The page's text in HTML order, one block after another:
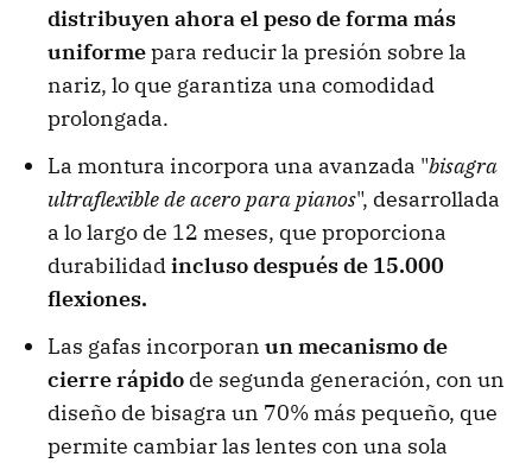
distribuyen ahora el peso de forma más
uniformepara reducir la presión sobre la
nariz, lo que garantiza una comodidad
prolongada.
La montura incorpora una avanzada "bisagra
ultraflexible de acero para pianos", desarrollada
a lo largo de 12 meses, que proporciona
durabilidadincluso después de 15.000
flexiones.
Las gafas incorporan un mecanismo de
cierre rápido de segunda generación, con un
diseño de bisagra un 70% más pequeño, que
permite cambiar las lentes con una sola